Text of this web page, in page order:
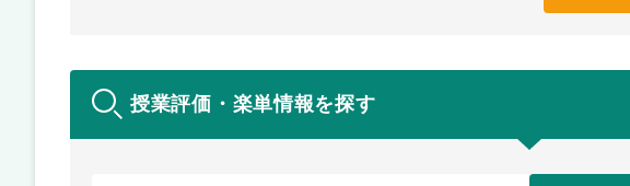
授業評価・楽単情報を探す